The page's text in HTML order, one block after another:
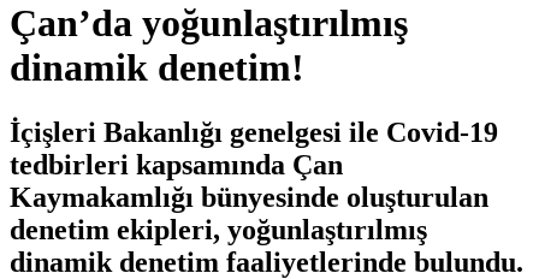
Çan’da yoğunlaştırılmış
dinamik denetim!
İçişleri Bakanlığı genelgesi ile Covid-19
tedbirleri kapsamında Çan
Kaymakamlığı bünyesinde oluşturulan
denetim ekipleri, yoğunlaştırılmış
dinamik denetim faaliyetlerinde bulundu.